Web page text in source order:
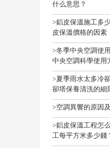
什么意思？
>鋁皮保溫施工多
皮保溫價格的因素
>冬季中央空調使
中央空調科學使用
>夏季雨水太多冷
卻塔保養清洗的細
>空調異響的原因
>鋁皮保溫工程怎
工每平方米多少錢